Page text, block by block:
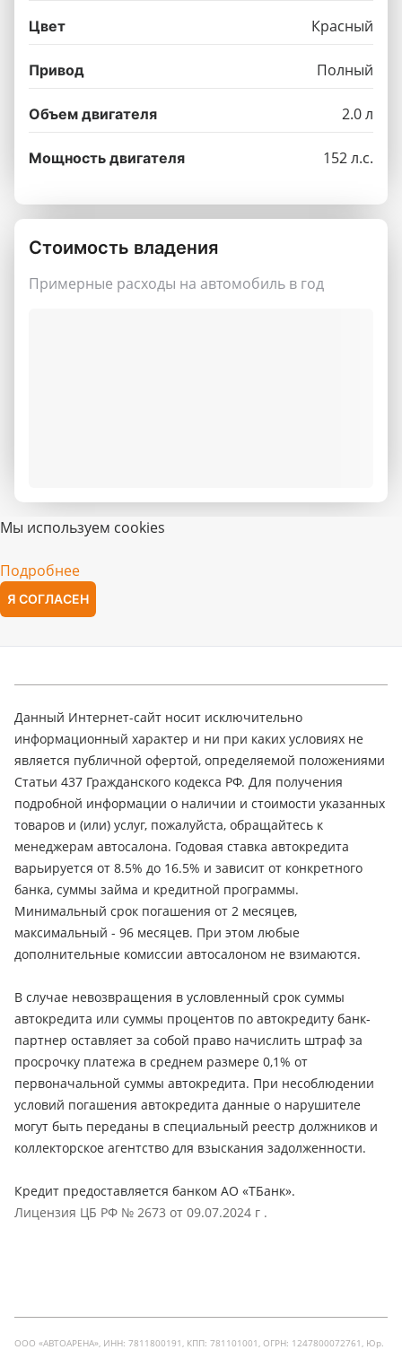
Цвет Красный
Привод Полный
Объем двигателя 2.0 л
Мощность двигателя 152 л.с.
Стоимость владения
Примерные расходы на автомобиль в год
Мы используем cookies
Подробнее
Я СОГЛАСЕН
Данный Интернет-сайт носит исключительно
информационный характер и ни при каких условиях не
является публичной офертой, определяемой положениями
Статьи 437 Гражданского кодекса РФ. Для получения
подробной информации о наличии и стоимости указанных
товаров и (или) услуг, пожалуйста, обращайтесь к
менеджерам автосалона. Годовая ставка автокредита
варьируется от 8.5% до 16.5% и зависит от конкретного
банка, суммы займа и кредитной программы.
Минимальный срок погашения от 2 месяцев,
максимальный - 96 месяцев. При этом любые
дополнительные комиссии автосалоном не взимаются.
В случае невозвращения в условленный срок суммы
автокредита или суммы процентов по автокредиту банк-
партнер оставляет за собой право начислить штраф за
просрочку платежа в среднем размере 0,1% от
первоначальной суммы автокредита. При несоблюдении
условий погашения автокредита данные о нарушителе
могут быть переданы в специальный реестр должников и
коллекторское агентство для взыскания задолженности.
Кредит предоставляется банком АО «ТБанк».
Лицензия ЦБ РФ № 2673 от 09.07.2024 г .
ООО «АВТОАРЕНА», ИНН: 7811800191, КПП: 781101001, ОГРН: 1247800072761, Юр.